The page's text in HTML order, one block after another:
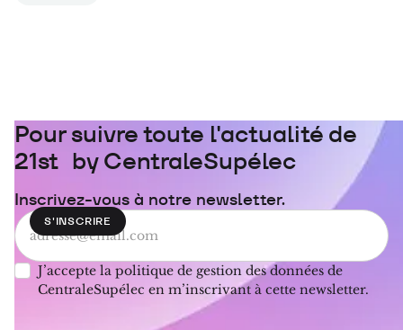
Pour suivre toute l'actualité de
21st by CentraleSupélec
Inscrivez-vous à notre newsletter.
J’accepte la politique de gestion des données de
CentraleSupélec en m’inscrivant à cette newsletter.